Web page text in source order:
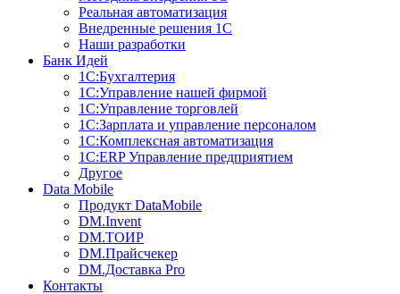
Реальная автоматизация
Внедренные решения 1С
Наши разработки
Банк Идей
1С:Бухгалтерия
1С:Управление нашей фирмой
1С:Управление торговлей
1С:Зарплата и управление персоналом
1С:Комплексная автоматизация
1С:ERP Управление предприятием
Другое
Data Mobile
Продукт DataMobile
DM.Invent
DM.ТОИР
DM.Прайсчекер
DM.Доставка Pro
Контакты